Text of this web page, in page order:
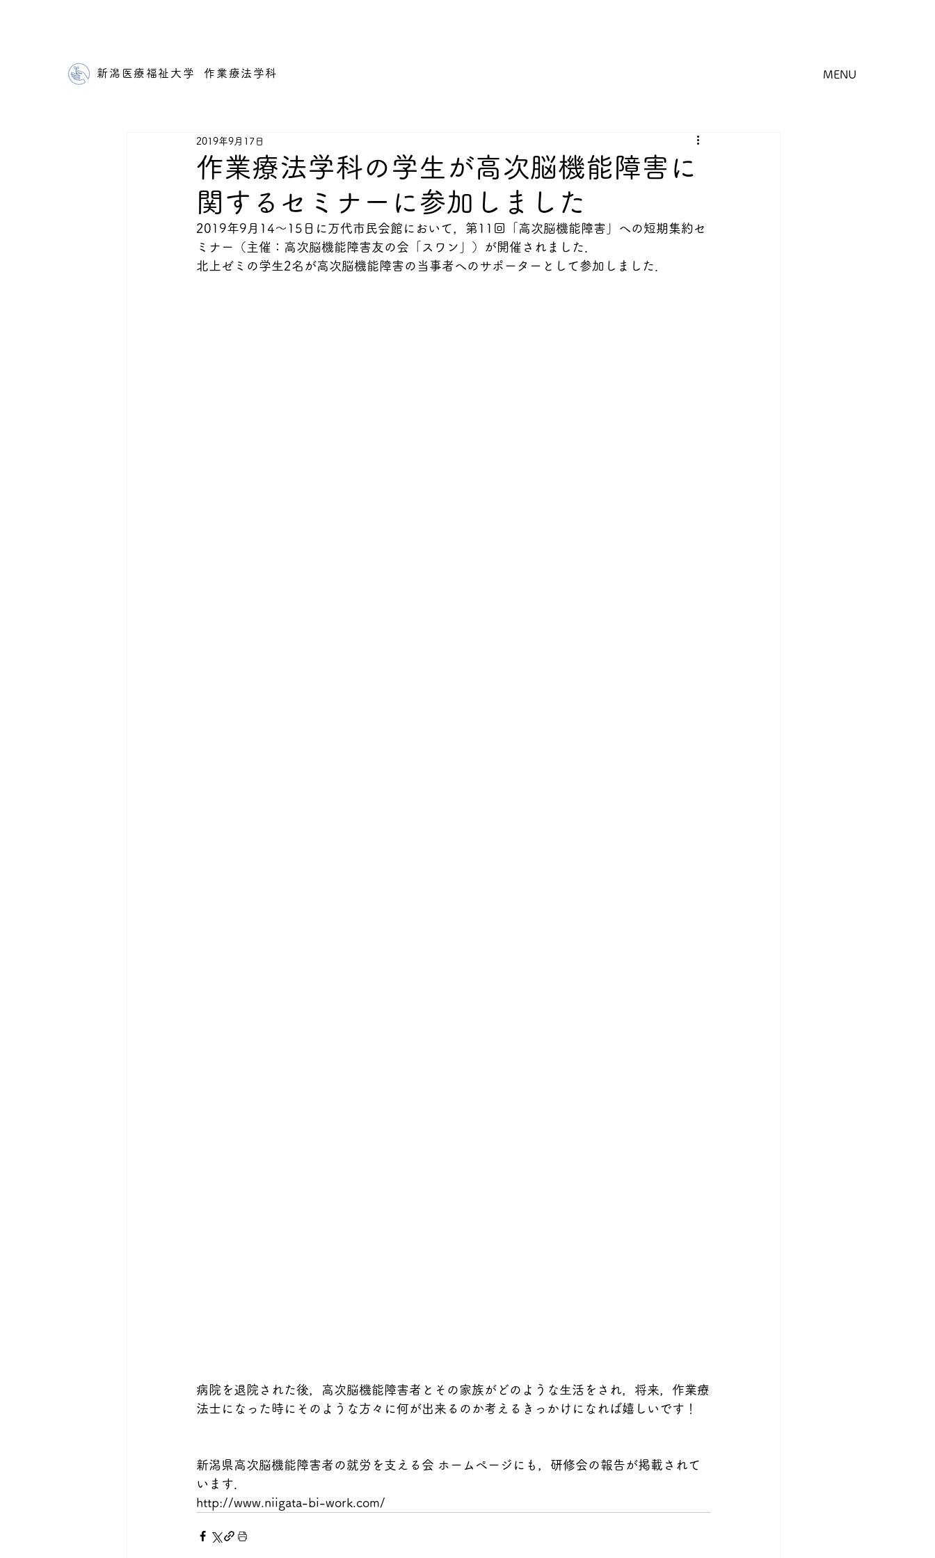
MENU
新潟医療福祉大学 作業療法学科
作業療法学科の学生が高次脳機能障害に
関するセミナーに参加しました
2019年9月17日
2019年9月14～15日に万代市民会館において，第11回「高次脳機能障害」への短期集約セ
ミナー（主催：高次脳機能障害友の会「スワン」）が開催されました．
北上ゼミの学生2名が高次脳機能障害の当事者へのサポーターとして参加しました．
病院を退院された後，高次脳機能障害者とその家族がどのような生活をされ，将来，作業療
法士になった時にそのような方々に何が出来るのか考えるきっかけになれば嬉しいです！
新潟県高次脳機能障害者の就労を支える会 ホームページにも，研修会の報告が掲載されて
います．
http://www.niigata-bi-work.com/